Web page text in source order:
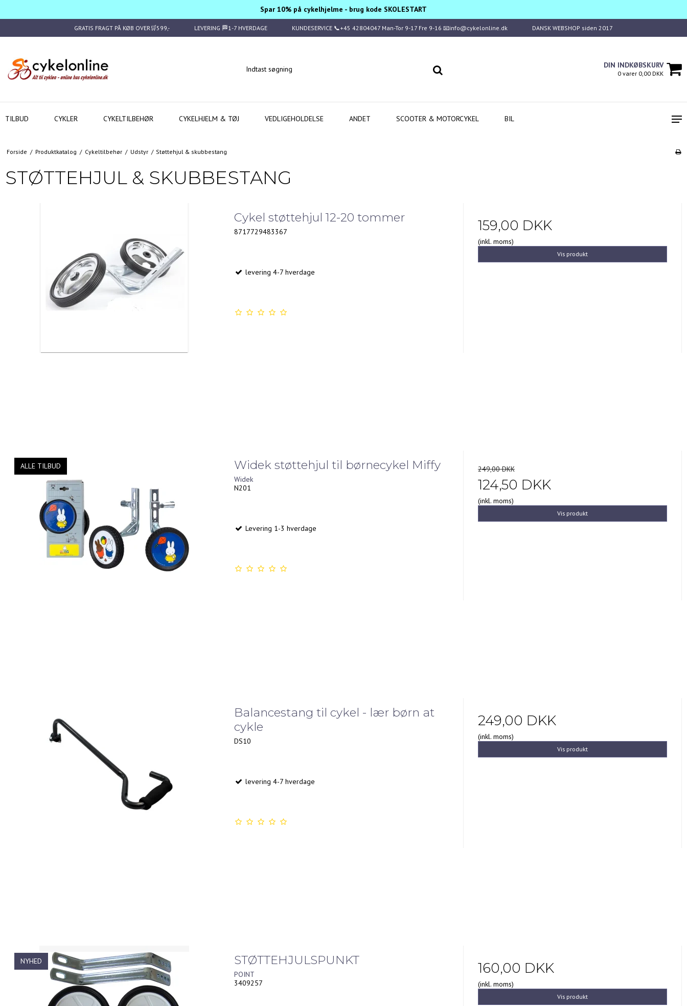
Spar 10% på cykelhjelme - brug kode SKOLESTART
GRATIS FRAGT PÅ KØB OVER🛒599,- LEVERING 🏁1-7 HVERDAGE KUNDESERVICE 📞+45 42804047 Man-Tor 9-17 Fre 9-16 📧info@cykelonline.dk DANSK WEBSHOP siden 2017
DIN INDKØBSKURV
0 varer 0,00 DKK
TILBUD CYKLER CYKELTILBEHØR CYKELHJELM & TØJ VEDLIGEHOLDELSE ANDET SCOOTER & MOTORCYKEL BIL
Forside / Produktkatalog / Cykeltilbehør / Udstyr / Støttehjul & skubbestang
STØTTEHJUL & SKUBBESTANG
Cykel støttehjul 12-20 tommer
8717729483367
levering 4-7 hverdage
159,00 DKK
(inkl. moms)
Vis produkt
ALLE TILBUD Widek støttehjul til børnecykel Miffy
Widek
N201
Levering 1-3 hverdage
249,00 DKK
124,50 DKK
(inkl. moms)
Vis produkt
Balancestang til cykel - lær børn at
cykle
DS10
levering 4-7 hverdage
249,00 DKK
(inkl. moms)
Vis produkt
NYHED STØTTEHJULSPUNKT
POINT
3409257
160,00 DKK
(inkl. moms)
Vis produkt